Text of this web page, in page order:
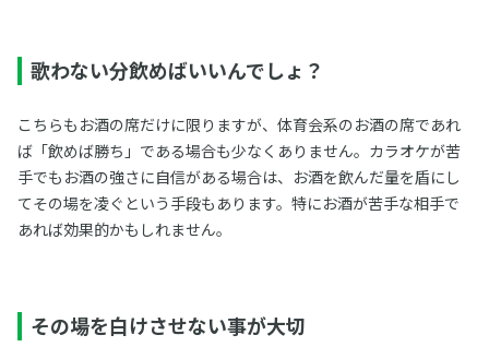
歌わない分飲めばいいんでしょ？
こちらもお酒の席だけに限りますが、体育会系のお酒の席であれ
ば「飲めば勝ち」である場合も少なくありません。カラオケが苦
手でもお酒の強さに自信がある場合は、お酒を飲んだ量を盾にし
てその場を凌ぐという手段もあります。特にお酒が苦手な相手で
あれば効果的かもしれません。
その場を白けさせない事が大切